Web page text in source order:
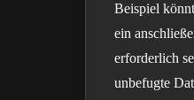
Beispiel
ein
erforderlich
unbefugte